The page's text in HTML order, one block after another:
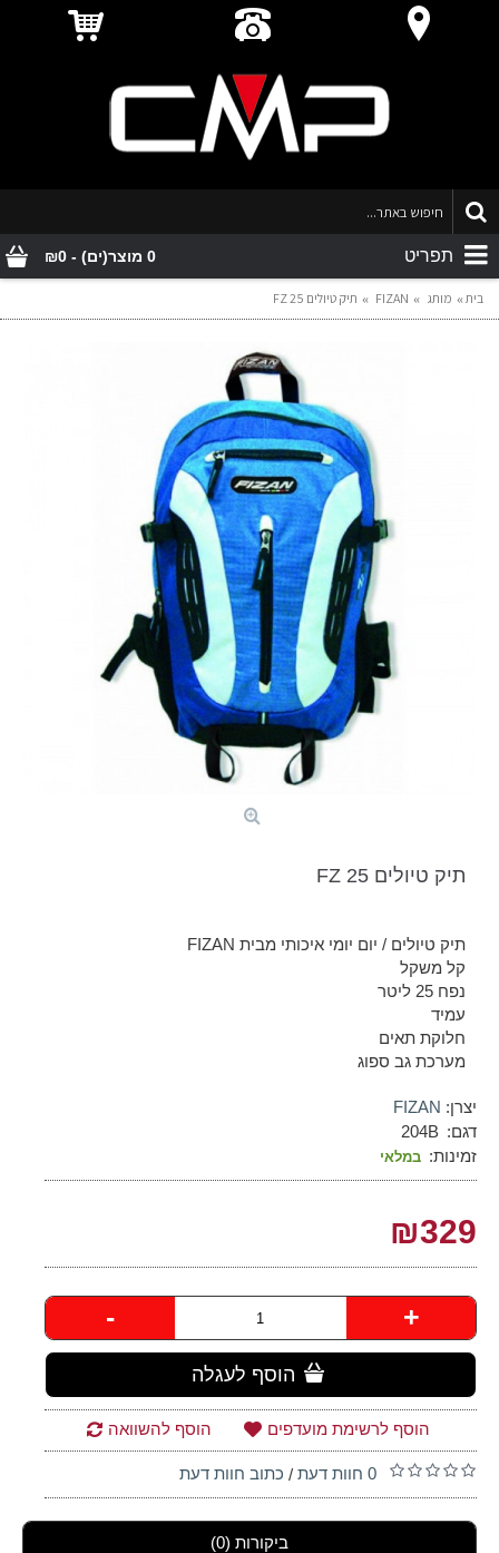
0 מוצר(ים) - ₪0 תפריט
בית מותג FIZAN תיק טיולים FZ 25
תיק טיולים FZ 25
תיק טיולים / יום יומי איכותי מבית FIZAN
קל משקל
נפח 25 ליטר
עמיד
חלוקת תאים
מערכת גב ספוג
יצרן: FIZAN
דגם: 204B
זמינות: במלאי
₪329
- +
הוסף לעגלה
הוסף לרשימת מועדפים הוסף להשוואה
0 חוות דעת / כתוב חוות דעת
ביקורות (0)